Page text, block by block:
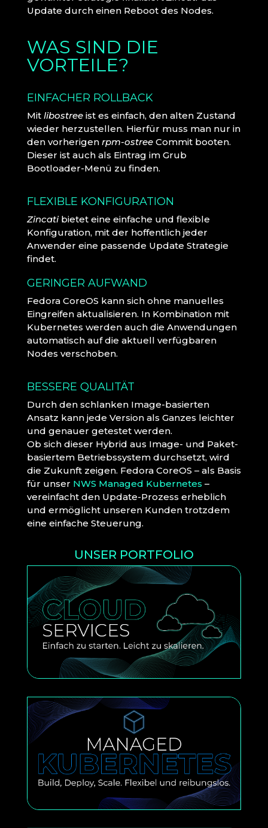
Update durch einen Reboot des Nodes.
WAS SIND DIE
VORTEILE?
EINFACHER ROLLBACK
Mit libostreeist es einfach, den alten Zustand
wieder herzustellen. Hierfür muss man nur in
den vorherigen rpm-ostreeCommit booten.
Dieser ist auch als Eintrag im Grub
Bootloader-Menü zu finden.
FLEXIBLE KONFIGURATION
Zincatibietet eine einfache und flexible
Konfiguration, mit der hoffentlich jeder
Anwender eine passende Update Strategie
findet.
GERINGER AUFWAND
Fedora CoreOS kann sich ohne manuelles
Eingreifen aktualisieren. In Kombination mit
Kubernetes werden auch die Anwendungen
automatisch auf die aktuell verfügbaren
Nodes verschoben.
BESSERE QUALITÄT
Durch den schlanken Image-basierten
Ansatz kann jede Version als Ganzes leichter
und genauer getestet werden.
Ob sich dieser Hybrid aus Image- und Paket-
basiertem Betriebssystem durchsetzt, wird
die Zukunft zeigen. Fedora CoreOS – als Basis
für unser NWS Managed Kubernetes –
vereinfacht den Update-Prozess erheblich
und ermöglicht unseren Kunden trotzdem
eine einfache Steuerung.
UNSER PORTFOLIO